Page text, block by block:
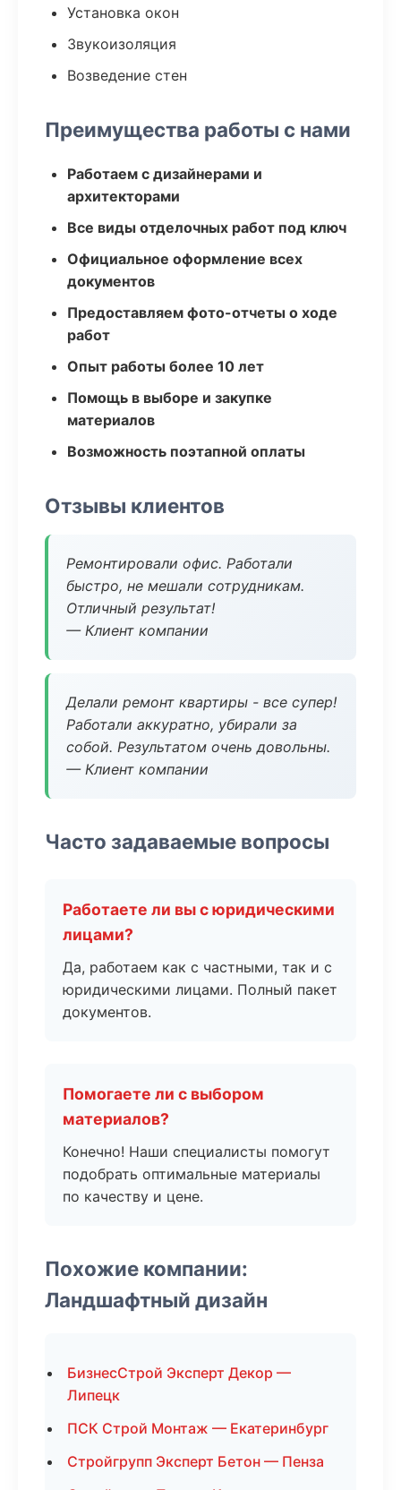
Установка окон
Звукоизоляция
Возведение стен
Преимущества работы с нами
Работаем с дизайнерами и
архитекторами
Все виды отделочных работ под ключ
Официальное оформление всех
документов
Предоставляем фото-отчеты о ходе
работ
Опыт работы более 10 лет
Помощь в выборе и закупке
материалов
Возможность поэтапной оплаты
Отзывы клиентов
Ремонтировали офис. Работали
быстро, не мешали сотрудникам.
Отличный результат!
— Клиент компании
Делали ремонт квартиры - все супер!
Работали аккуратно, убирали за
собой. Результатом очень довольны.
— Клиент компании
Часто задаваемые вопросы
Работаете ли вы с юридическими
лицами?
Да, работаем как с частными, так и с
юридическими лицами. Полный пакет
документов.
Помогаете ли с выбором
материалов?
Конечно! Наши специалисты помогут
подобрать оптимальные материалы
по качеству и цене.
Похожие компании:
Ландшафтный дизайн
БизнесСтрой Эксперт Декор —
Липецк
ПСК Строй Монтаж — Екатеринбург
Стройгрупп Эксперт Бетон — Пенза